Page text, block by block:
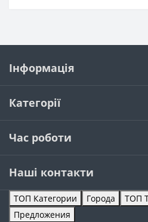
Інформація
Категорії
Час роботи
Наші контакти
ТОП Категории Города ТОП
Предложения